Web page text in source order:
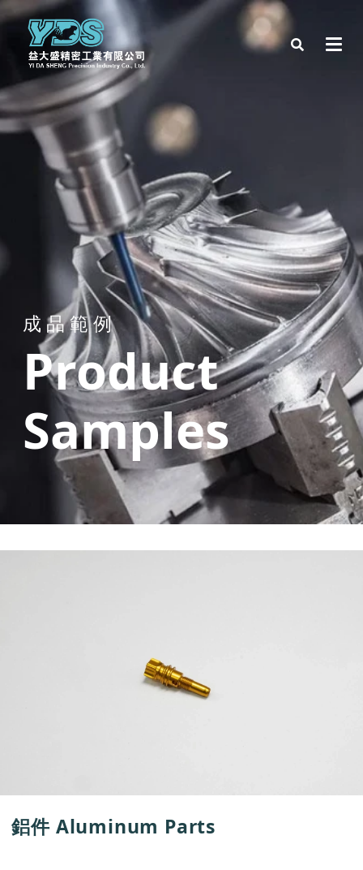
成 品 範 例
Product
Samples
鋁件 Aluminum Parts